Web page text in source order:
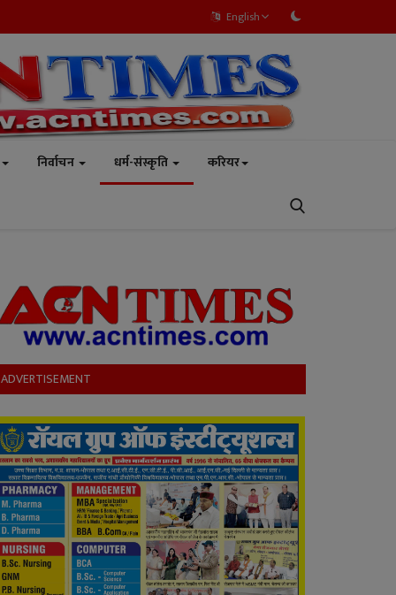
English
निर्वाचन धर्म-संस्कृति करियर
ADVERTISEMENT